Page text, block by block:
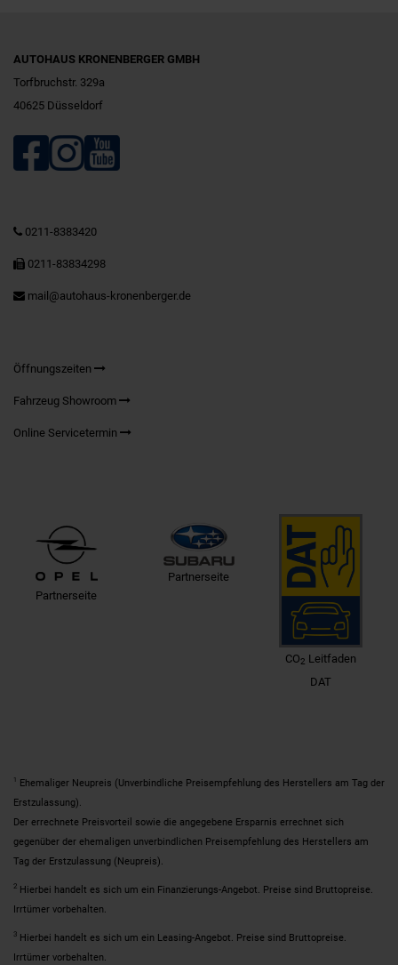
AUTOHAUS KRONENBERGER GMBH
Torfbruchstr. 329a
40625 Düsseldorf
0211-8383420
0211-83834298
mail@autohaus-kronenberger.de
Öffnungszeiten
Fahrzeug Showroom
Online Servicetermin
Partnerseite
Partnerseite
CO2 Leitfaden
DAT
1 Ehemaliger Neupreis (Unverbindliche Preisempfehlung des Herstellers am Tag der
Erstzulassung).
Der errechnete Preisvorteil sowie die angegebene Ersparnis errechnet sich
gegenüber der ehemaligen unverbindlichen Preisempfehlung des Herstellers am
Tag der Erstzulassung (Neupreis).
2 Hierbei handelt es sich um ein Finanzierungs-Angebot. Preise sind Bruttopreise.
Irrtümer vorbehalten.
3 Hierbei handelt es sich um ein Leasing-Angebot. Preise sind Bruttopreise.
Irrtümer vorbehalten.